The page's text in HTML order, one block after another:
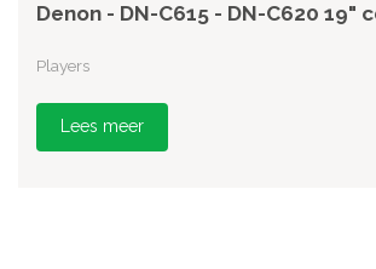
Denon - DN-C615 - DN-C620 19"
Players
Lees meer